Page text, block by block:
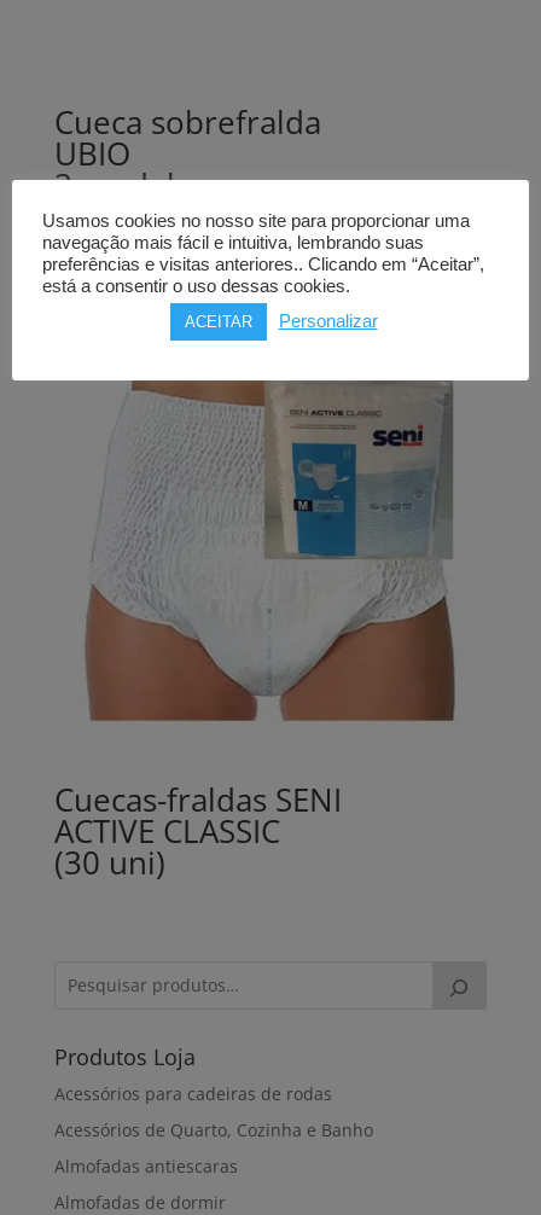
Cueca sobrefralda
UBIO
3 modelos
4 tamanhos
32,00€ – 70,00€Price
range:
32,00€
through
Cuecas-fraldas SENI
ACTIVE CLASSIC
(30 uni)
Produtos Loja
Acessórios para cadeiras de rodas
Acessórios de Quarto, Cozinha e Banho
Almofadas antiescaras
Almofadas de dormir
Usamos cookies no nosso site para proporcionar uma
navegação mais fácil e intuitiva, lembrando suas
preferências e visitas anteriores.. Clicando em “Aceitar”,
está a consentir o uso dessas cookies.
ACEITAR Personalizar